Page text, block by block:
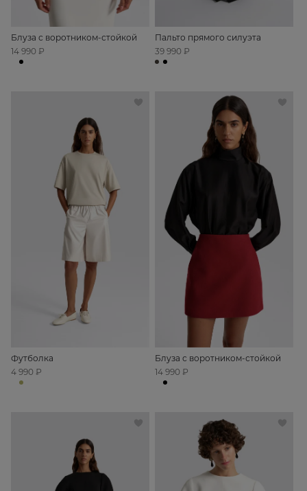
Блуза с воротником-стойкой
14 990 ₽
Пальто прямого силуэта
39 990 ₽
Футболка
4 990 ₽
Блуза с воротником-стойкой
14 990 ₽